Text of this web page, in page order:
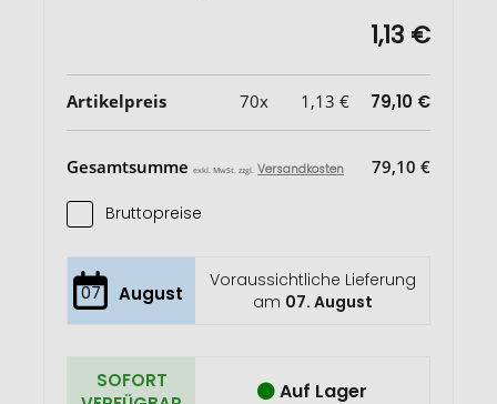
1,13 €
Artikelpreis 70x 1,13 € 79,10 €
Gesamtsumme exkl. MwSt. zzgl. Versandkosten 79,10 €
Bruttopreise
07 August
Voraussichtliche Lieferung
am 07. August
SOFORT
Auf Lager